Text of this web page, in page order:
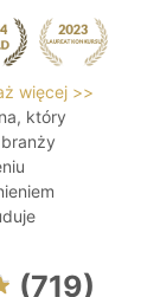
więcej >>
który
(719)